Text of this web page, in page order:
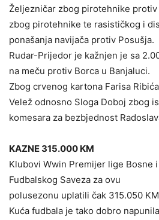
Željezničar zbog pirotehnike protiv
zbog pirotehnike te rasističkog i
ponašanja navijača protiv Posušja.
Rudar-Prijedor je kažnjen je sa
na meču protiv Borca u Banjaluci.
Zbog crvenog kartona Farisa
Velež odnosno Sloga Doboj zbog
komesara za bezbjednost
KAZNE 315.000 KM
Klubovi Wwin Premijer lige Bosne
Fudbalskog Saveza za ovu
polusezonu uplatili čak 315.050
Kuća fudbala je tako dobro